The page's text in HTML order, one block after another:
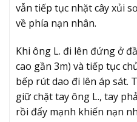
vẫn tiếp tục nhặt cây xủi
về phía nạn nhân.
Khi ông L. đi lên đứng ở
cao gần 3m) và tiếp tục
bếp rút dao đi lên áp sát.
giữ chặt tay ông L., tay
rồi đẩy mạnh khiến nạn